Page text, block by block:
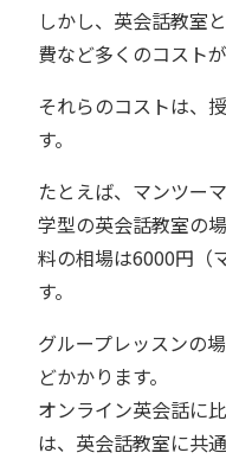
しかし、英会話教室
費など多くのコストが
それらのコストは、
す。
たとえば、マンツー
学型の英会話教室の
料の相場は6000円（
す。
グループレッスンの
どかかります。
オンライン英会話に
は、英会話教室に共